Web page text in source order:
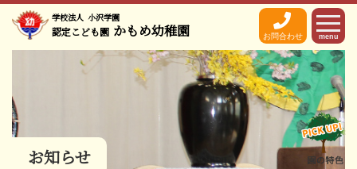
学校法人 小沢学園
認定こども園 かもめ幼稚園 お問合わせ menu
お知らせ